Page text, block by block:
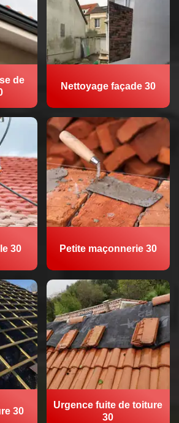
de
Nettoyage façade 30
30 Petite maçonnerie 30
30
Urgence fuite de toiture
30